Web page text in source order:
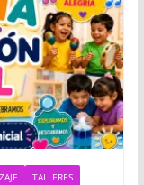
TALLERES